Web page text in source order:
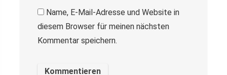
Name, E-Mail-Adresse und Website in
diesem Browser für meinen nächsten
Kommentar speichern.